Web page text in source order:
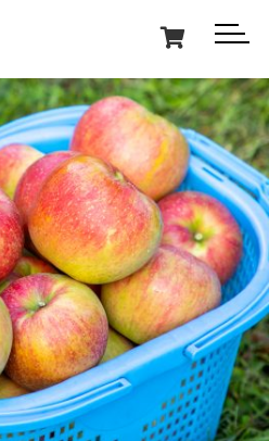
メニ